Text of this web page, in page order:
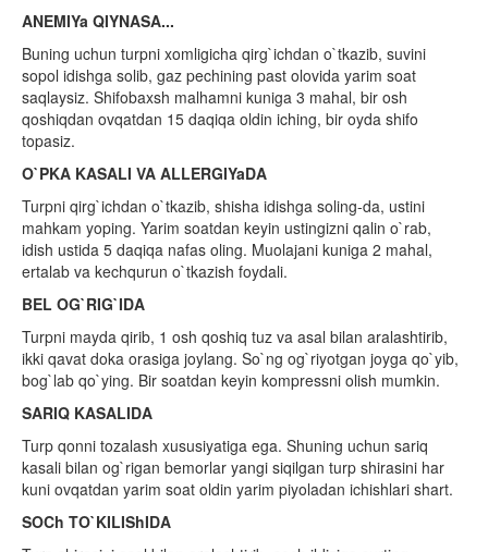
ANEMIYa QIYNASA...
Buning uchun turpni xomligicha qirg`ichdan o`tkazib, suvini
sopol idishga solib, gaz pechining past olovida yarim soat
saqlaysiz. Shifobaxsh malhamni kuniga 3 mahal, bir osh
qoshiqdan ovqatdan 15 daqiqa oldin iching, bir oyda shifo
topasiz.
O`PKA KASALI VA ALLERGIYaDA
Turpni qirg`ichdan o`tkazib, shisha idishga soling-da, ustini
mahkam yoping. Yarim soatdan keyin ustingizni qalin o`rab,
idish ustida 5 daqiqa nafas oling. Muolajani kuniga 2 mahal,
ertalab va kechqurun o`tkazish foydali.
BEL OG`RIG`IDA
Turpni mayda qirib, 1 osh qoshiq tuz va asal bilan aralashtirib,
ikki qavat doka orasiga joylang. So`ng og`riyotgan joyga qo`yib,
bog`lab qo`ying. Bir soatdan keyin kompressni olish mumkin.
SARIQ KASALIDA
Turp qonni tozalash xususiyatiga ega. Shuning uchun sariq
kasali bilan og`rigan bemorlar yangi siqilgan turp shirasini har
kuni ovqatdan yarim soat oldin yarim piyoladan ichishlari shart.
SOCh TO`KILIShIDA